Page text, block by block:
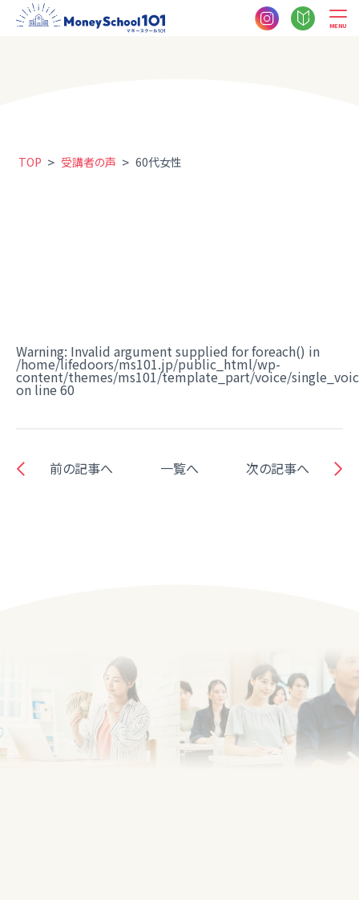
MENU
TOP > 受講者の声 > 60代女性
Warning: Invalid argument supplied for foreach() in
/home/lifedoors/ms101.jp/public_html/wp-
content/themes/ms101/template_part/voice/
on line 60
前の記事へ 一覧へ 次の記事へ